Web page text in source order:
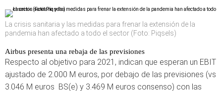
La crisis sanitaria y las medidas para frenar la extensión de la
pandemia han afectado a todo el sector (Foto: Piqsels)
Airbus presenta una rebaja de las previsiones
Respecto al objetivo para 2021, indican que esperan un EBIT
ajustado de 2.000 M euros, por debajo de las previsiones (vs
3.046 M euros BS(e) y 3.469 M euros consenso) con las